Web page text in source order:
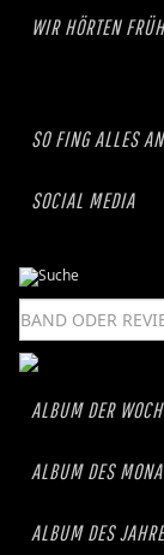
WIR HÖRTEN
SO FING ALLES AN
SOCIAL MEDIA
ALBUM DER
ALBUM DES
ALBUM DES